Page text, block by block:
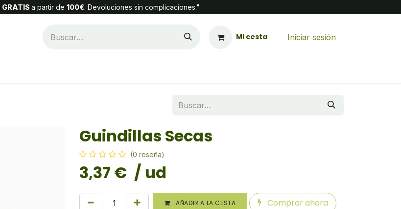
GRATIS a partir de 100€. Devoluciones sin complicaciones."
Mi cesta Iniciar sesión
Guindillas Secas
(0 reseña)
3,37 € / ud
AÑADIR A LA CESTA Comprar ahora